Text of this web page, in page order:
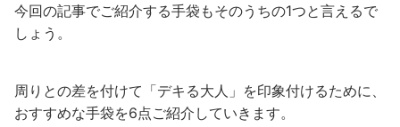
k
今回の記事でご紹介する手袋もそのうちの1つと言えるで
しょう。
周りとの差を付けて「デキる大人」を印象付けるために、
おすすめな手袋を6点ご紹介していきます。